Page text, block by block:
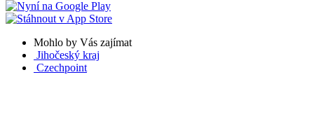
Mohlo by Vás zajímat
Jihočeský kraj
Czechpoint